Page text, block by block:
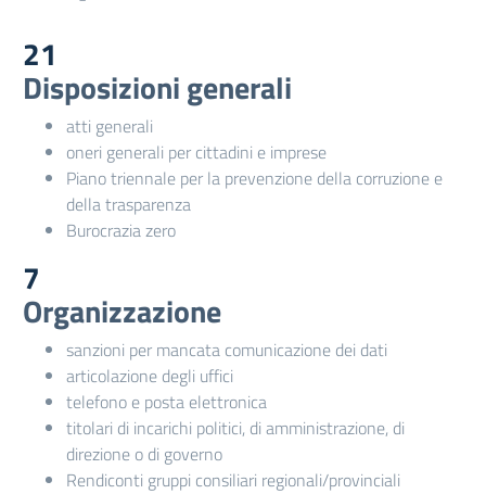
21
Disposizioni generali
atti generali
oneri generali per cittadini e imprese
Piano triennale per la prevenzione della corruzione e
della trasparenza
Burocrazia zero
7
Organizzazione
sanzioni per mancata comunicazione dei dati
articolazione degli uffici
telefono e posta elettronica
titolari di incarichi politici, di amministrazione, di
direzione o di governo
Rendiconti gruppi consiliari regionali/provinciali